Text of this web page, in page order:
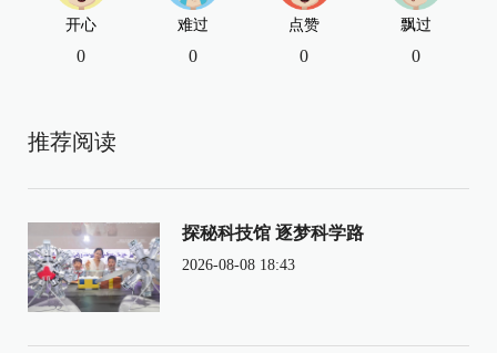
开心
0
难过
0
点赞
0
飘过
0
推荐阅读
探秘科技馆 逐梦科学路
2026-08-08 18:43